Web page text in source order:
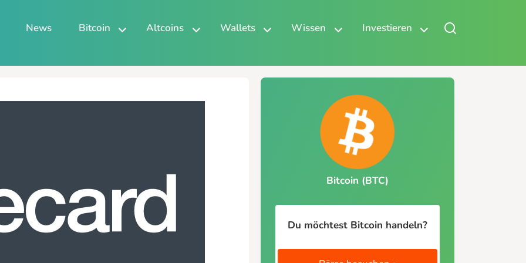
News Bitcoin Altcoins Wallets Wissen Investieren
Bitcoin (BTC)
Du möchtest Bitcoin handeln?